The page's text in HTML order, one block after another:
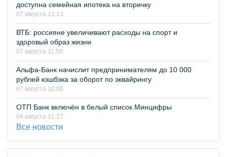
доступна семейная ипотека на вторичку
07 августа 12:13
ВТБ: россияне увеличивают расходы на спорт и
здоровый образ жизни
07 августа 11:50
Альфа-Банк начислит предпринимателям до 10 000
рублей кэшбэка за оборот по эквайрингу
07 августа 10:00
ОТП Банк включён в белый список Минцифры
06 августа 21:27
Все новости